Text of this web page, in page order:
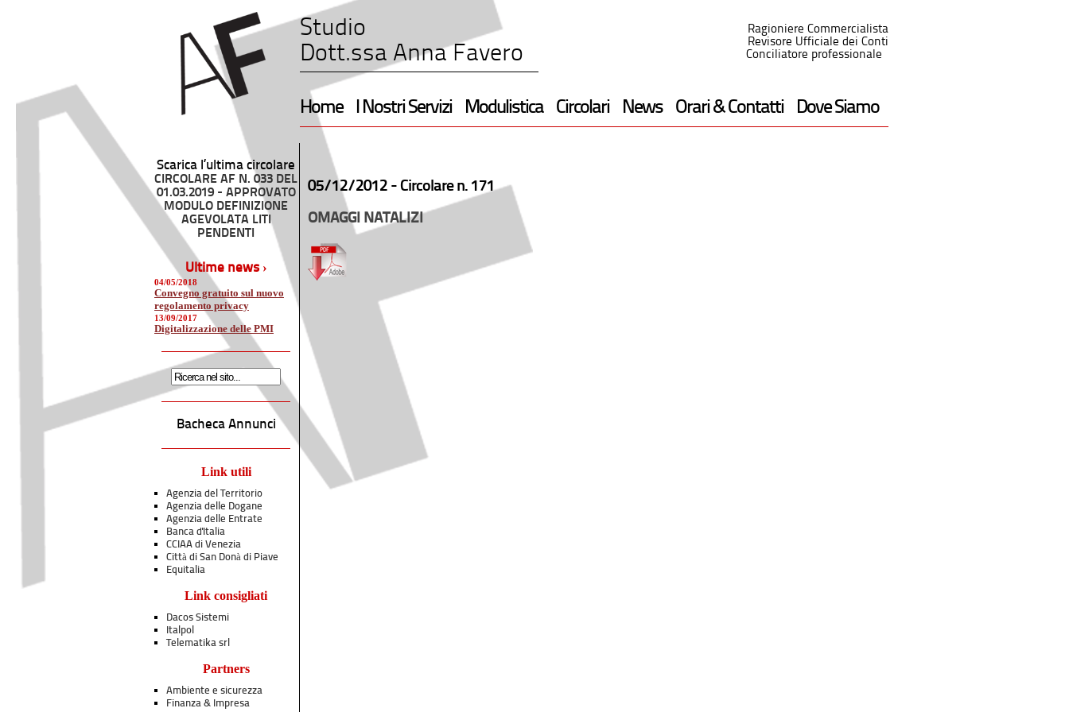
Studio
Dott.ssa Anna Favero
Ragioniere Commercialista
Revisore Ufficiale dei Conti
Conciliatore professionale
Home I Nostri Servizi Modulistica Circolari News Orari & Contatti Dove Siamo
Scarica l’ultima circolare
CIRCOLARE AF N. 033 DEL
01.03.2019 - APPROVATO
MODULO DEFINIZIONE
AGEVOLATA LITI
PENDENTI
Ultime news ›
04/05/2018
Convegno gratuito sul nuovo
regolamento privacy
13/09/2017
Digitalizzazione delle PMI
Bacheca Annunci
Link utili
Agenzia del Territorio
Agenzia delle Dogane
Agenzia delle Entrate
Banca d'Italia
CCIAA di Venezia
Città di San Donà di Piave
Equitalia
Link consigliati
Dacos Sistemi
Italpol
Telematika srl
Partners
Ambiente e sicurezza
Finanza & Impresa
05/12/2012 - Circolare n. 171
OMAGGI NATALIZI